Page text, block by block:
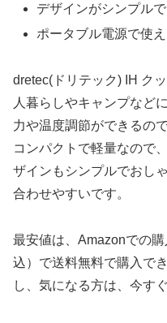
デザインがシンプル
ポータブル電源で使
dretec(ドリテック) IH ク
人暮らしやキャンプなど
力や温度調節ができるの
コンパクトで軽量なので
ザインもシンプルでおし
合わせやすいです。
最安値は、Amazonでの
込）で送料無料で購入で
し、気になる方は、今す